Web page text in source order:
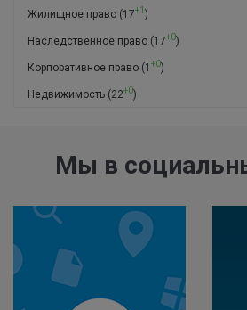
Жилищное право (17+1 )
Наследственное право (17+0)
Корпоративное право (1 +0)
Недвижимость (22+0)
Мы в